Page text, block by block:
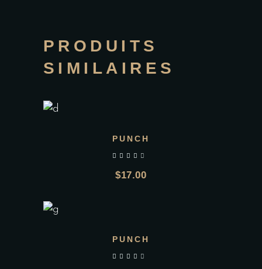
PRODUITS
SIMILAIRES
PUNCH
$17.00
PUNCH